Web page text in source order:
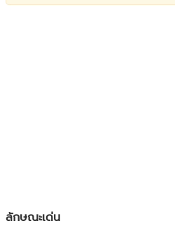
ลักษณะเด่น